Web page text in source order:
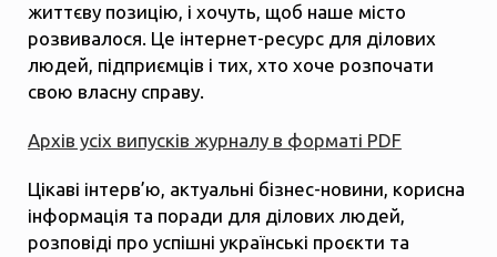
життєву позицію, і хочуть, щоб наше місто
розвивалося. Це інтернет-ресурс для ділових
людей, підприємців і тих, хто хоче розпочати
свою власну справу.
Архів усіх випусків журналу в форматі PDF
Цікаві інтерв’ю, актуальні бізнес-новини, корисна
інформація та поради для ділових людей,
розповіді про успішні українські проєкти та